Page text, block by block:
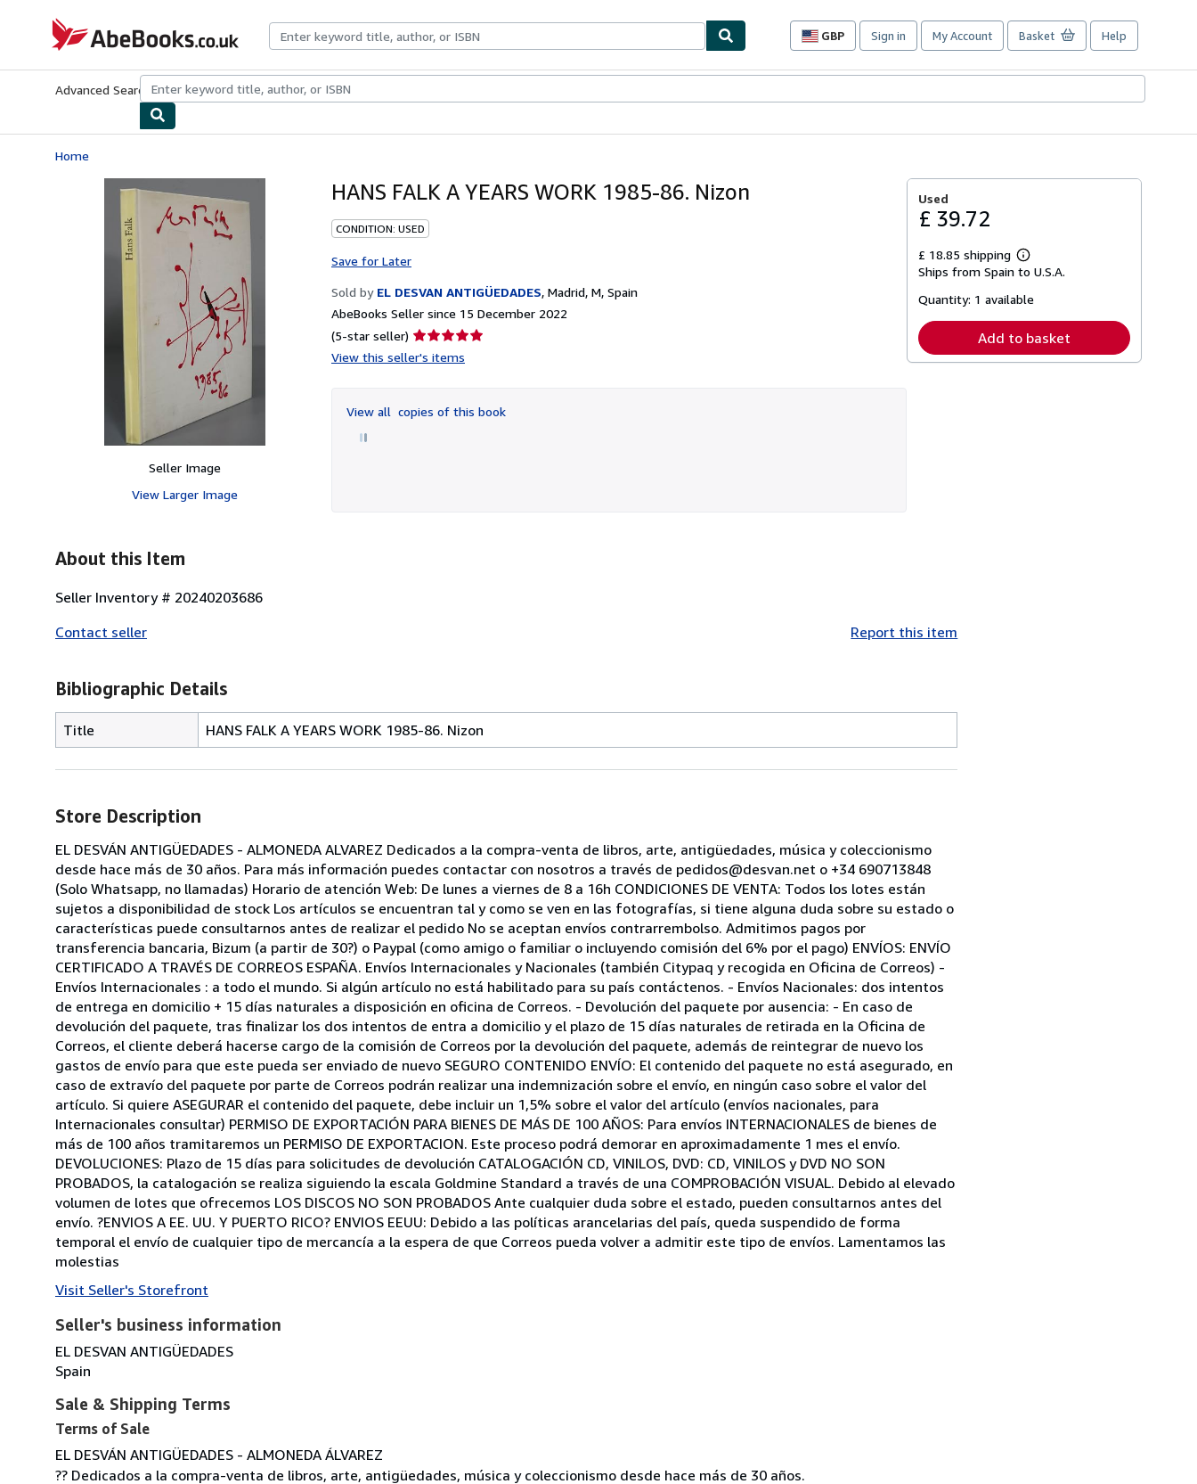
AbeBooks.co.uk
GBP
Site
preferences
Sign in My Account Basket Help
Advanced Search Browse CollectionsRare BooksArt & Collectables
Home
Seller Image
View Larger Image
HANS FALK A YEARS WORK 1985-86. Nizon
CONDITION: USED
Save for Later
Sold by EL DESVAN ANTIGÜEDADES, Madrid, M, Spain
AbeBooks Seller since 15 December 2022
(5-star seller) Seller
rating
of
5
View this seller's items
View all copies of this book
Used
£ 39.72
£ 18.85 shipping
Learn
more
shipping
Ships from Spain to U.S.A.
Quantity: 1 available
Add to basket
About this Item
Seller Inventory # 20240203686
Contact seller
Report this item
Bibliographic Details
Title HANS FALK A YEARS WORK 1985-86. Nizon
Store Description
EL DESVÁN ANTIGÜEDADES - ALMONEDA ALVAREZ Dedicados a la compra-venta de libros, arte, antigüedades, música y coleccionismo
desde hace más de 30 años. Para más información puedes contactar con nosotros a través de pedidos@desvan.net o +34 690713848
(Solo Whatsapp, no llamadas) Horario de atención Web: De lunes a viernes de 8 a 16h CONDICIONES DE VENTA: Todos los lotes están
sujetos a disponibilidad de stock Los artículos se encuentran tal y como se ven en las fotografías, si tiene alguna duda sobre su estado o
características puede consultarnos antes de realizar el pedido No se aceptan envíos contrarrembolso. Admitimos pagos por
transferencia bancaria, Bizum (a partir de 30?) o Paypal (como amigo o familiar o incluyendo comisión del 6% por el pago) ENVÍOS: ENVÍO
CERTIFICADO A TRAVÉS DE CORREOS ESPAÑA. Envíos Internacionales y Nacionales (también Citypaq y recogida en Oficina de Correos) -
Envíos Internacionales : a todo el mundo. Si algún artículo no está habilitado para su país contáctenos. - Envíos Nacionales: dos intentos
de entrega en domicilio + 15 días naturales a disposición en oficina de Correos. - Devolución del paquete por ausencia: - En caso de
devolución del paquete, tras finalizar los dos intentos de entra a domicilio y el plazo de 15 días naturales de retirada en la Oficina de
Correos, el cliente deberá hacerse cargo de la comisión de Correos por la devolución del paquete, además de reintegrar de nuevo los
gastos de envío para que este pueda ser enviado de nuevo SEGURO CONTENIDO ENVÍO: El contenido del paquete no está asegurado, en
caso de extravío del paquete por parte de Correos podrán realizar una indemnización sobre el envío, en ningún caso sobre el valor del
artículo. Si quiere ASEGURAR el contenido del paquete, debe incluir un 1,5% sobre el valor del artículo (envíos nacionales, para
Internacionales consultar) PERMISO DE EXPORTACIÓN PARA BIENES DE MÁS DE 100 AÑOS: Para envíos INTERNACIONALES de bienes de
más de 100 años tramitaremos un PERMISO DE EXPORTACION. Este proceso podrá demorar en aproximadamente 1 mes el envío.
DEVOLUCIONES: Plazo de 15 días para solicitudes de devolución CATALOGACIÓN CD, VINILOS, DVD: CD, VINILOS y DVD NO SON
PROBADOS, la catalogación se realiza siguiendo la escala Goldmine Standard a través de una COMPROBACIÓN VISUAL. Debido al elevado
volumen de lotes que ofrecemos LOS DISCOS NO SON PROBADOS Ante cualquier duda sobre el estado, pueden consultarnos antes del
envío. ?ENVIOS A EE. UU. Y PUERTO RICO? ENVIOS EEUU: Debido a las políticas arancelarias del país, queda suspendido de forma
temporal el envío de cualquier tipo de mercancía a la espera de que Correos pueda volver a admitir este tipo de envíos. Lamentamos las
molestias
Visit Seller's Storefront
Seller's business information
EL DESVAN ANTIGÜEDADES
Spain
Sale & Shipping Terms
Terms of Sale
EL DESVÁN ANTIGÜEDADES - ALMONEDA ÁLVAREZ
?? Dedicados a la compra-venta de libros, arte, antigüedades, música y coleccionismo desde hace más de 30 años.